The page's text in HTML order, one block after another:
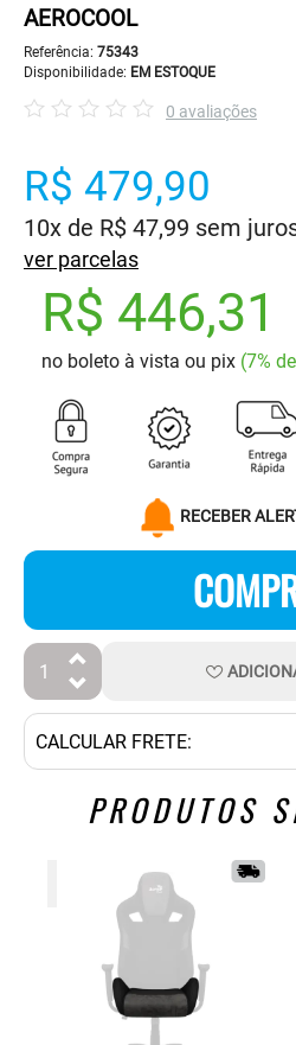
AEROCOOL
Referência: 75343
Disponibilidade: EM ESTOQUE
0 avaliações
R$ 479,90
10x de R$ 47,99 sem
ver parcelas
R$ 446,31
no boleto à vista ou pix (7%
RECEBER
PRODUTOS